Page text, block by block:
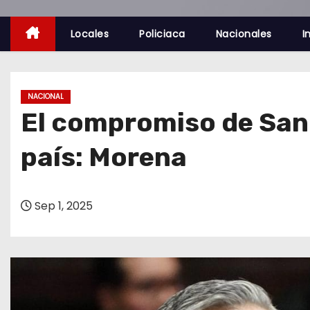
Locales Policiaca Nacionales
NACIONAL
El compromiso de
país: Morena
Sep 1, 2025